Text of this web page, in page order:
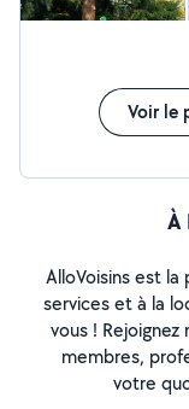
Voir le
À
AlloVoisins est
services et à la
vous !
membres,
votre